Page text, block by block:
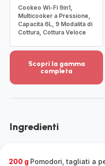
Cookeo Wi-Fi 9in1,
Multicooker a Pressione,
Capacità 6L, 9 Modalità di
Cottura, Cottura Veloce
Scopri la gamma
completa
dettagli
la
Ingredienti
200 g Pomodori, tagliati a